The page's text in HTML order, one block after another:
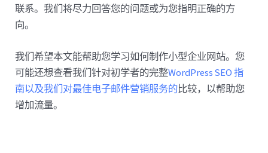
联系。我们将尽力回答您的问题或为您指明正确的方
向。
我们希望本文能帮助您学习如何制作小型企业网站。您
可能还想查看我们针对初学者的完整WordPress SEO 指
南以及我们对最佳电子邮件营销服务的比较，以帮助您
增加流量。